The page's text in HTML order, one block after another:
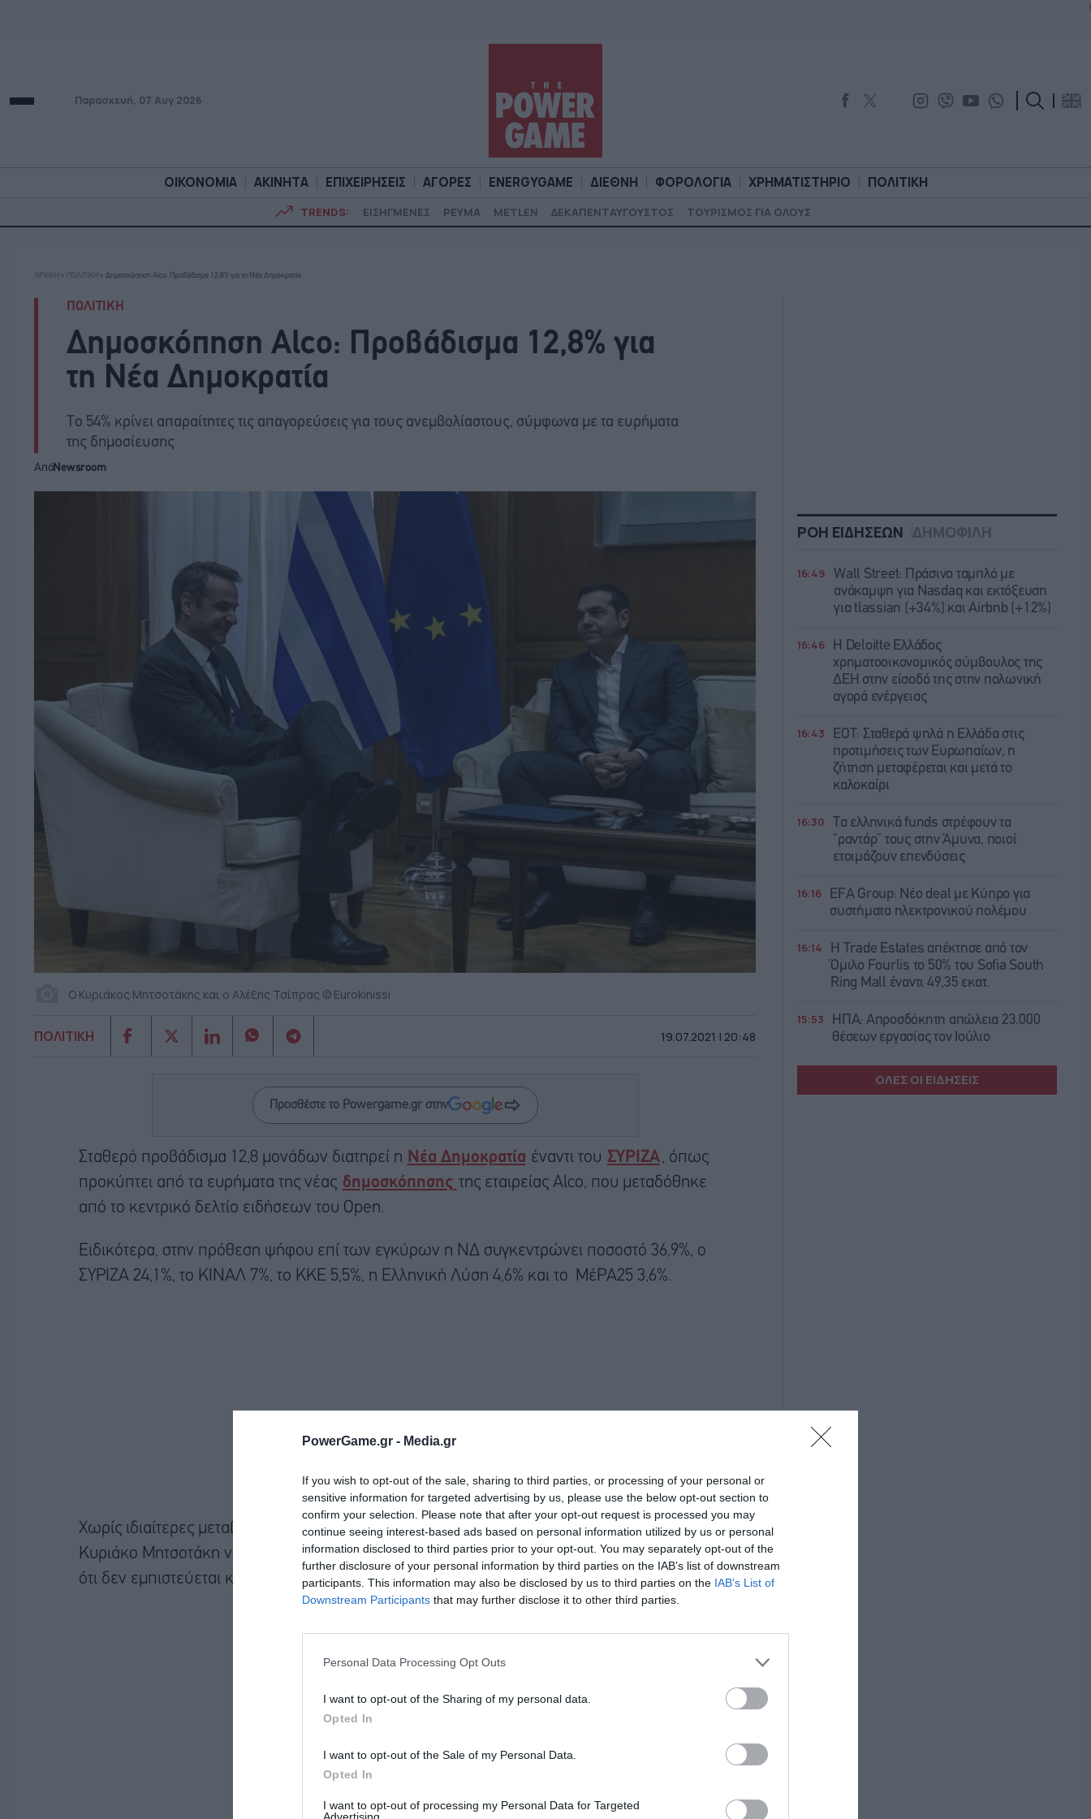
PowerGame.gr - Media.gr
If you wish to opt-out of the sale, sharing to third parties, or processing of your personal or
sensitive information for targeted advertising by us, please use the below opt-out section to
confirm your selection. Please note that after your opt-out request is processed you may
continue seeing interest-based ads based on personal information utilized by us or personal
information disclosed to third parties prior to your opt-out. You may separately opt-out of the
further disclosure of your personal information by third parties on the IAB’s list of downstream
participants. This information may also be disclosed by us to third parties on the IAB’s List of
Downstream Participants that may further disclose it to other third parties.
Personal Data Processing Opt Outs
I want to opt-out of the Sharing of my personal data.
Opted In
I want to opt-out of the Sale of my Personal Data.
Opted In
I want to opt-out of processing my Personal Data for Targeted
Advertising.
Παρασκευή, 07 Αυγ 2026
ΟΙΚΟΝΟΜΙΑ ΑΚΙΝΗΤΑ ΕΠΙΧΕΙΡΗΣΕΙΣ ΑΓΟΡΕΣ ENERGYGAME ΔΙΕΘΝΗ ΦΟΡΟΛΟΓΙΑ ΧΡΗΜΑΤΙΣΤΗΡΙΟ ΠΟΛΙΤΙΚΗ
TRENDS: ΕΙΣΗΓΜΕΝΕΣ ΡΕΥΜΑ METLEN ΔΕΚΑΠΕΝΤΑΥΓΟΥΣΤΟΣ ΤΟΥΡΙΣΜΟΣ ΓΙΑ ΟΛΟΥΣ
ΟΙΚΟΝΟΜΙΑ
ΑΡΧΙΚΗ » ΠΟΛΙΤΙΚΗ » Δημοσκόπηση Alco: Προβάδισμα 12,8% για τη Νέα Δημοκρατία
ΠΟΛΙΤΙΚΗ
Δημοσκόπηση Alco: Προβάδισμα 12,8% για
τη Νέα Δημοκρατία
Το 54% κρίνει απαραίτητες τις απαγορεύσεις για τους ανεμβολίαστους, σύμφωνα με τα ευρήματα
της δημοσίευσης
ΑπόNewsroom
Ο Κυριάκος Μητσοτάκης και ο Αλέξης Τσίπρας © Eurokinissi
ΠΟΛΙΤΙΚΗ 19.07.2021 | 20:48
Προσθέστε το Powergame.gr στην
Σταθερό προβάδισμα 12,8 μονάδων διατηρεί η Νέα Δημοκρατία έναντι του ΣΥΡΙΖΑ, όπως
προκύπτει από τα ευρήματα της νέας δημοσκόπησης της εταιρείας Alco, που μεταδόθηκε
από το κεντρικό δελτίο ειδήσεων του Open.
Ειδικότερα, στην πρόθεση ψήφου επί των εγκύρων η ΝΔ συγκεντρώνει ποσοστό 36,9%, ο
ΣΥΡΙΖΑ 24,1%, το ΚΙΝΑΛ 7%, το ΚΚΕ 5,5%, η Ελληνική Λύση 4,6% και το ΜέΡΑ25 3,6%.
Χωρίς ιδιαίτερες μεταβολές και η εικόνα για τον καταλληλότερο πρωθυπουργό, με τον
Κυριάκο Μητσοτάκη να προηγείται με 40% έναντι 22% του Αλέξη Τσίπρα. Το 32% δηλώνει
ότι δεν εμπιστεύεται κανέναν από τους δύο για τη θέση.
ΡΟΗ ΕΙΔΗΣΕΩΝ ΔΗΜΟΦΙΛΗ
16:49
Wall Street: Πράσινο ταμπλό με
ανάκαμψη για Nasdaq και εκτόξευση
για tlassian (+34%) και Airbnb (+12%)
16:46
Η Deloitte Ελλάδος
χρηματοοικονομικός σύμβουλος της
ΔΕΗ στην είσοδό της στην πολωνική
αγορά ενέργειας
16:43
ΕΟΤ: Σταθερά ψηλά η Ελλάδα στις
προτιμήσεις των Ευρωπαίων, η
ζήτηση μεταφέρεται και μετά το
καλοκαίρι
16:30
Τα ελληνικά funds στρέφουν τα
“ραντάρ” τους στην Άμυνα, ποιοί
ετοιμάζουν επενδύσεις
16:16
EFA Group: Νέο deal με Κύπρο για
συστήματα ηλεκτρονικού πολέμου
16:14
Η Trade Εstates απέκτησε από τον
Όμιλο Fourlis το 50% του Sofia South
Ring Mall έναντι 49,35 εκατ.
15:53
ΗΠΑ: Απροσδόκητη απώλεια 23.000
θέσεων εργασίας τον Ιούλιο
ΟΛΕΣ ΟΙ ΕΙΔΗΣΕΙΣ